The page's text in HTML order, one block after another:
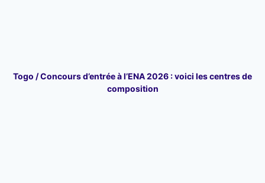
Togo / Concours d’entrée à l’ENA 2026 : voici les centres de
composition